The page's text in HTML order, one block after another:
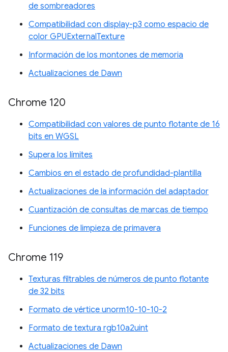
de sombreadores
Compatibilidad con display-p3 como espacio de
color GPUExternalTexture
Información de los montones de memoria
Actualizaciones de Dawn
Chrome 120
Compatibilidad con valores de punto flotante de 16
bits en WGSL
Supera los límites
Cambios en el estado de profundidad-plantilla
Actualizaciones de la información del adaptador
Cuantización de consultas de marcas de tiempo
Funciones de limpieza de primavera
Chrome 119
Texturas filtrables de números de punto flotante
de 32 bits
Formato de vértice unorm10-10-10-2
Formato de textura rgb10a2uint
Actualizaciones de Dawn